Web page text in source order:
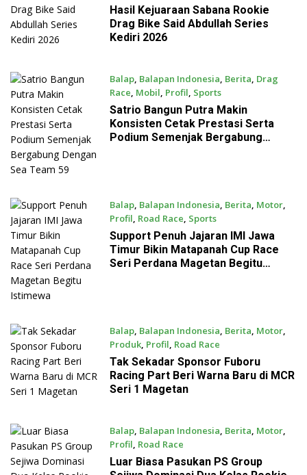
July 26, 2026
Hasil Kejuaraan Sabana Rookie
Drag Bike Said Abdullah Series
Kediri 2026
Balap, Balapan Indonesia, Berita, Drag
Race, Mobil, Profil, Sports
July 22, 2026
Satrio Bangun Putra Makin
Konsisten Cetak Prestasi Serta
Podium Semenjak Bergabung
Balap, Balapan Indonesia, Berita, Motor,
Profil, Road Race, Sports
July 22, 2026
Support Penuh Jajaran IMI Jawa
Timur Bikin Matapanah Cup Race
Seri Perdana Magetan Begitu
Balap, Balapan Indonesia, Berita, Motor,
Produk, Profil, Road Race
July 21, 2026
Tak Sekadar Sponsor Fuboru
Racing Part Beri Warna Baru di MCR
Seri 1 Magetan
Balap, Balapan Indonesia, Berita, Motor,
Profil, Road Race
July 21, 2026
Luar Biasa Pasukan PS Group